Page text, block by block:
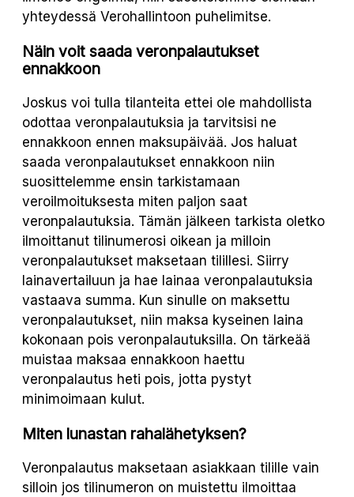
yhteydessä Verohallintoon puhelimitse.
Näin voit saada veronpalautukset
ennakkoon
Joskus voi tulla tilanteita ettei ole mahdollista
odottaa veronpalautuksia ja tarvitsisi ne
ennakkoon ennen maksupäivää. Jos haluat
saada veronpalautukset ennakkoon niin
suosittelemme ensin tarkistamaan
veroilmoituksesta miten paljon saat
veronpalautuksia. Tämän jälkeen tarkista oletko
ilmoittanut tilinumerosi oikean ja milloin
veronpalautukset maksetaan tilillesi. Siirry
lainavertailuun ja hae lainaa veronpalautuksia
vastaava summa. Kun sinulle on maksettu
veronpalautukset, niin maksa kyseinen laina
kokonaan pois veronpalautuksilla. On tärkeää
muistaa maksaa ennakkoon haettu
veronpalautus heti pois, jotta pystyt
minimoimaan kulut.
Miten lunastan rahalähetyksen?
Veronpalautus maksetaan asiakkaan tilille vain
silloin jos tilinumeron on muistettu ilmoittaa